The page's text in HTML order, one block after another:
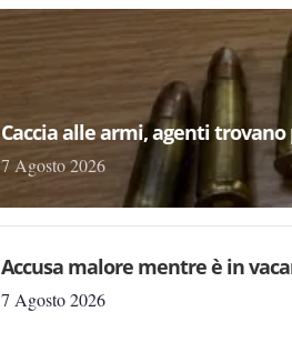
Caccia alle armi, agenti
7 Agosto 2026
Accusa malore mentre è in
7 Agosto 2026